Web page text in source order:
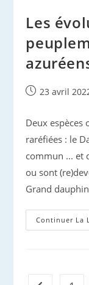
Les
Publication
23 avril
Deux espèces
raréfiées : le
commun ... et
ou sont
Grand
Continuer La